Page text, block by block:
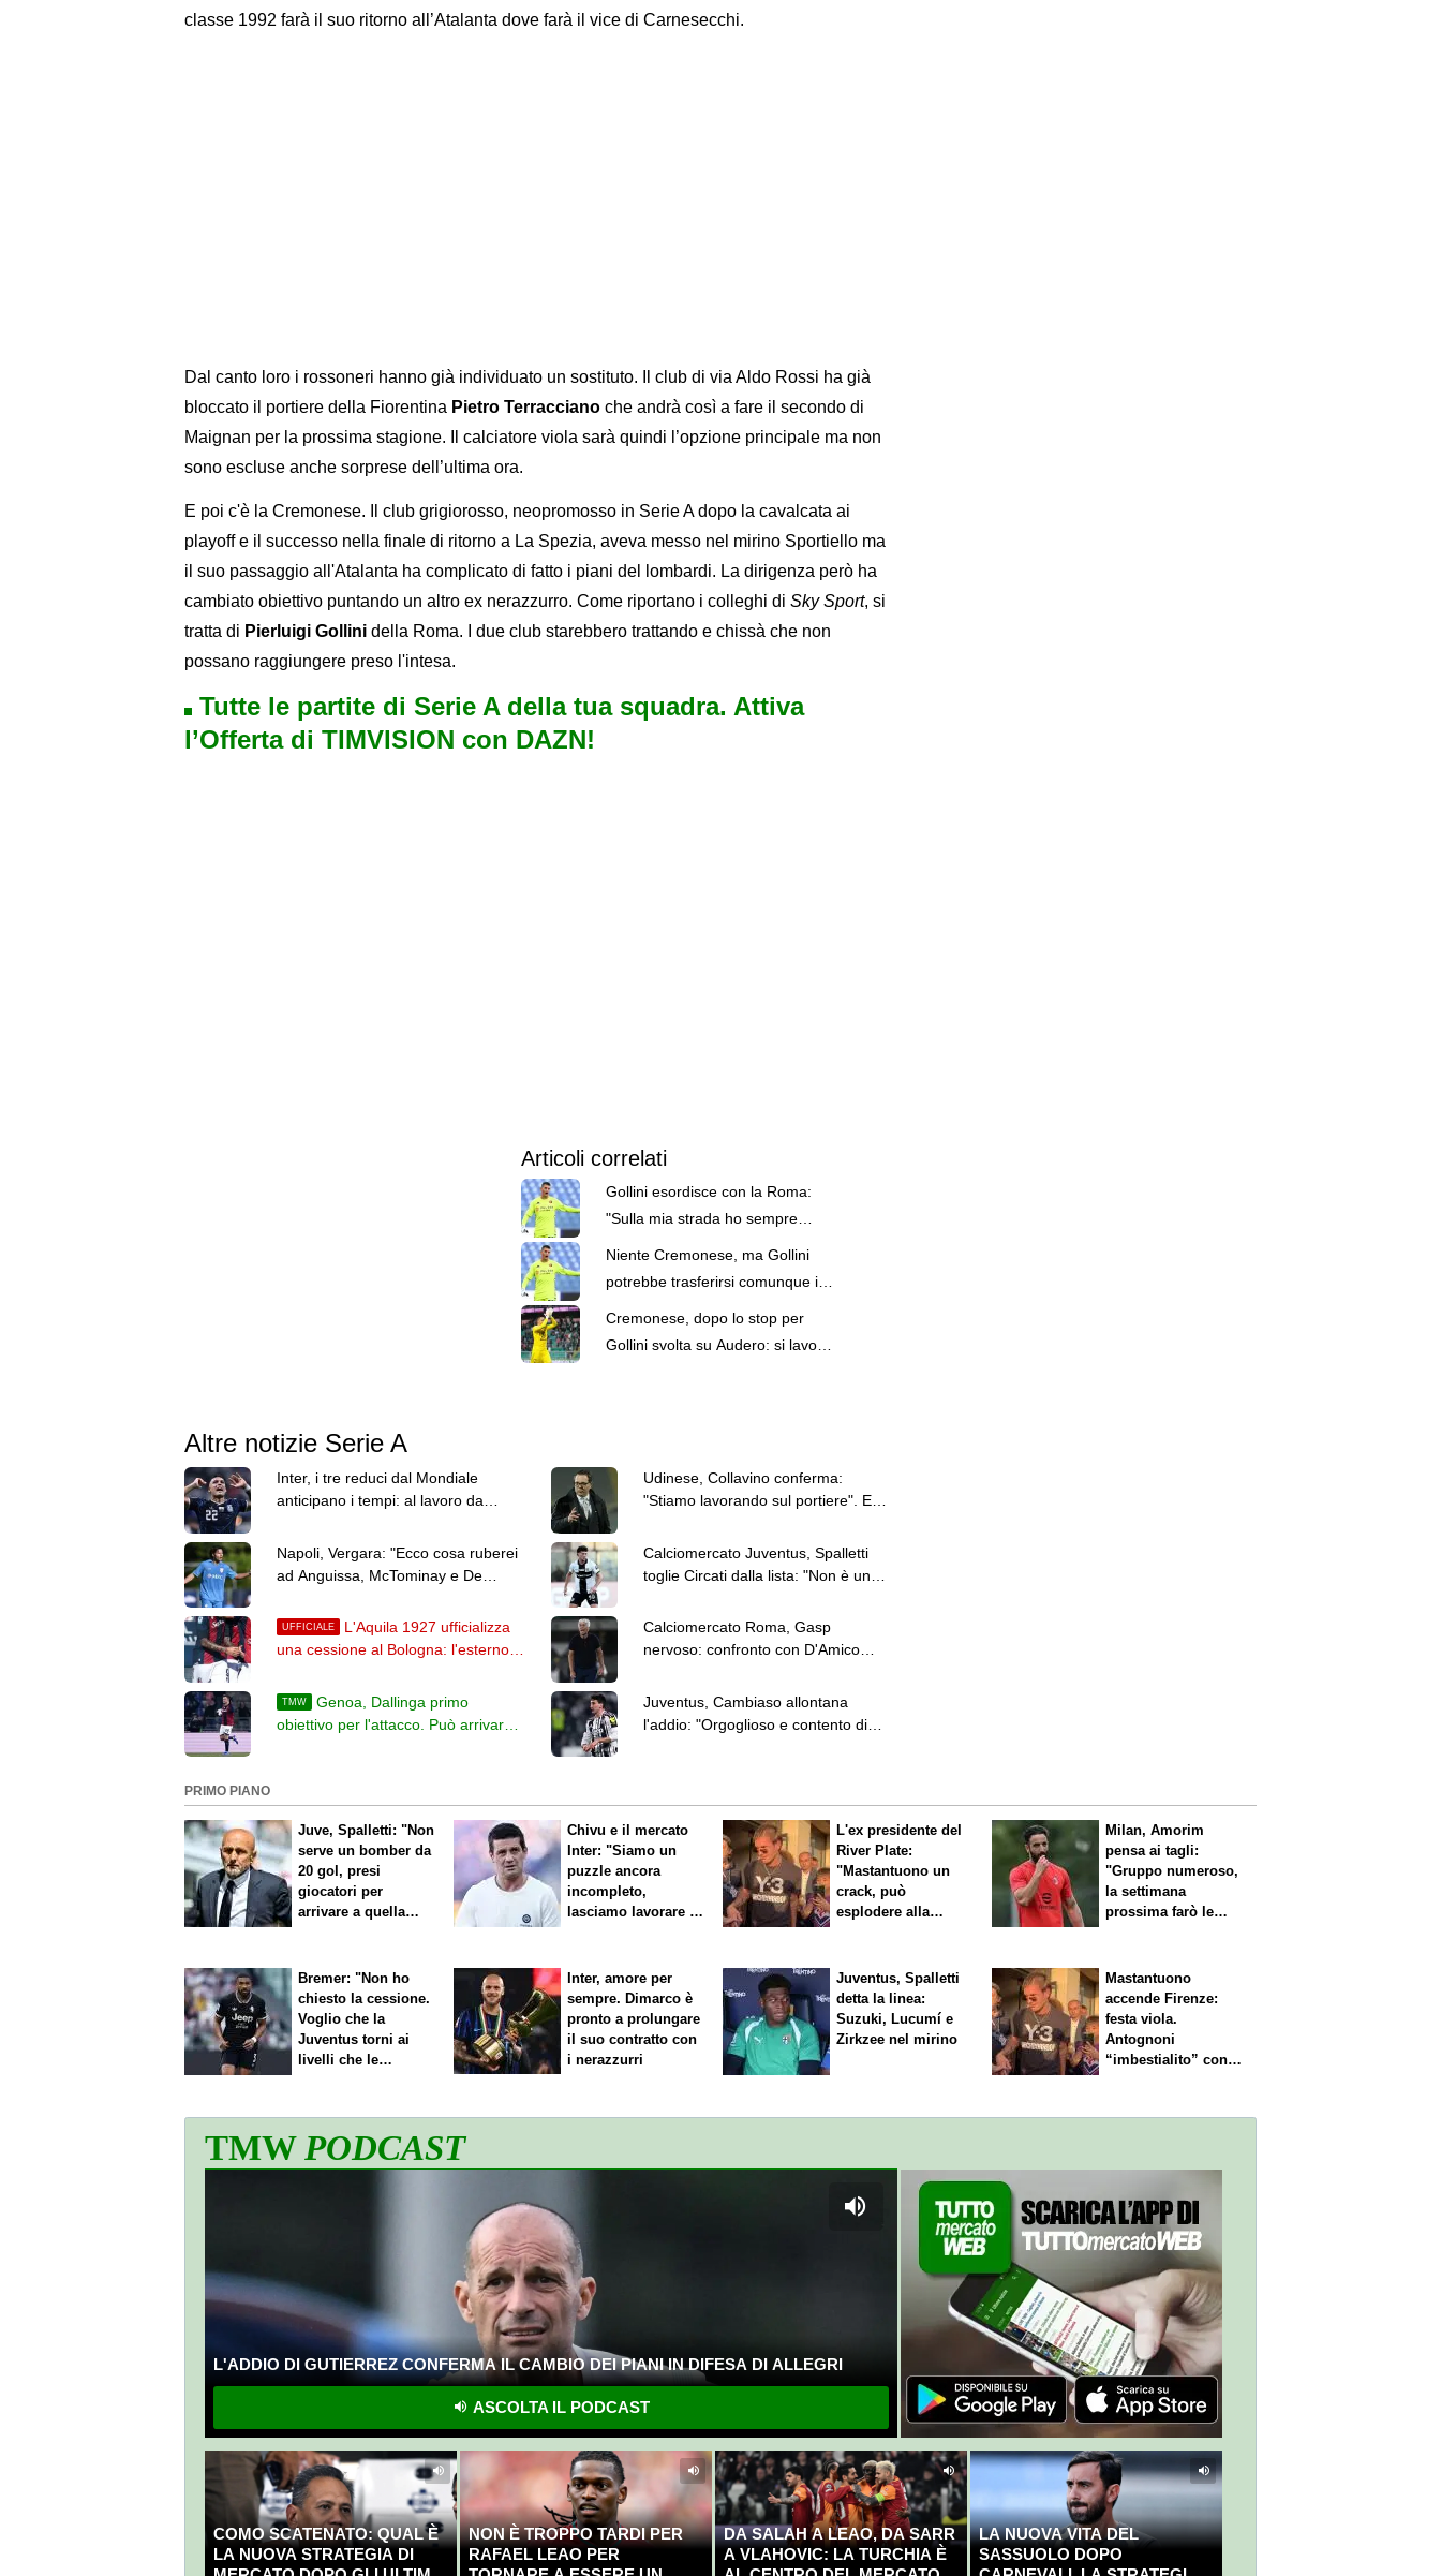
classe 1992 farà il suo ritorno all’Atalanta dove farà il vice di Carnesecchi.
Dal canto loro i rossoneri hanno già individuato un sostituto. Il club di via Aldo Rossi ha già
bloccato il portiere della Fiorentina Pietro Terracciano che andrà così a fare il secondo di
Maignan per la prossima stagione. Il calciatore viola sarà quindi l’opzione principale ma non
sono escluse anche sorprese dell’ultima ora.
E poi c'è la Cremonese. Il club grigiorosso, neopromosso in Serie A dopo la cavalcata ai
playoff e il successo nella finale di ritorno a La Spezia, aveva messo nel mirino Sportiello ma
il suo passaggio all'Atalanta ha complicato di fatto i piani del lombardi. La dirigenza però ha
cambiato obiettivo puntando un altro ex nerazzurro. Come riportano i colleghi di Sky Sport, si
tratta di Pierluigi Gollini della Roma. I due club starebbero trattando e chissà che non
possano raggiungere preso l'intesa.
Tutte le partite di Serie A della tua squadra. Attiva
l’Offerta di TIMVISION con DAZN!
Articoli correlati
Gollini esordisce con la Roma:
"Sulla mia strada ho sempre
accettato ogni sfida. Senza
paura"
Niente Cremonese, ma Gollini
potrebbe trasferirsi comunque in
Cremonese, dopo lo stop per
Gollini svolta su Audero: si lavora
Altre notizie Serie A
Inter, i tre reduci dal Mondiale
anticipano i tempi: al lavoro da
Udinese, Collavino conferma:
"Stiamo lavorando sul portiere". Ed
Napoli, Vergara: "Ecco cosa ruberei
ad Anguissa, McTominay e De
Calciomercato Juventus, Spalletti
toglie Circati dalla lista: "Non è un
UFFICIALE
L'Aquila 1927 ufficializza
una cessione al Bologna: l'esterno
Calciomercato Roma, Gasp
nervoso: confronto con D'Amico
TMW
Genoa, Dallinga primo
obiettivo per l'attacco. Può arrivare
Juventus, Cambiaso allontana
l'addio: "Orgoglioso e contento di
PRIMO PIANO
Juve, Spalletti: "Non
serve un bomber da
20 gol, presi
giocatori per
arrivare a quella
Chivu e il mercato
Inter: "Siamo un
puzzle ancora
incompleto,
lasciamo lavorare i
L'ex presidente del
River Plate:
"Mastantuono un
crack, può
esplodere alla
Milan, Amorim
pensa ai tagli:
"Gruppo numeroso,
la settimana
prossima farò le
Bremer: "Non ho
chiesto la cessione.
Voglio che la
Juventus torni ai
livelli che le
Inter, amore per
sempre. Dimarco è
pronto a prolungare
il suo contratto con
i nerazzurri
Juventus, Spalletti
detta la linea:
Suzuki, Lucumí e
Zirkzee nel mirino
Mastantuono
accende Firenze:
festa viola.
Antognoni
“imbestialito” con
TMWPODCAST
L'ADDIO DI GUTIERREZ CONFERMA IL CAMBIO DEI PIANI IN DIFESA DI ALLEGRI
ASCOLTA IL PODCAST
COMO SCATENATO: QUAL È
LA NUOVA STRATEGIA DI
NON È TROPPO TARDI PER
RAFAEL LEAO PER
DA SALAH A LEAO, DA SARR
A VLAHOVIC: LA TURCHIA È
LA NUOVA VITA DEL
SASSUOLO DOPO